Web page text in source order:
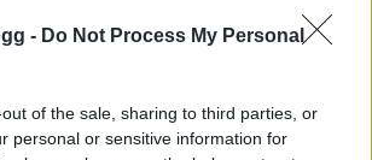
- Do Not Process My Personal
of the sale, sharing to third parties, or
personal or sensitive information for